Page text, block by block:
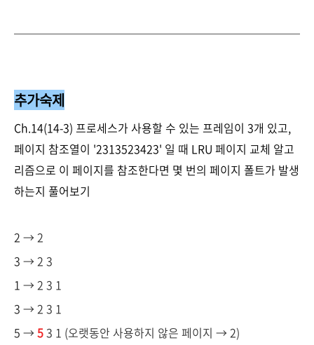
추가숙제
Ch.14(14-3) 프로세스가 사용할 수 있는 프레임이 3개 있고,
페이지 참조열이 '2313523423' 일 때 LRU 페이지 교체 알고
리즘으로 이 페이지를 참조한다면 몇 번의 페이지 폴트가 발생
하는지 풀어보기
2 → 2
3 → 2 3
1 → 2 3 1
3 → 2 3 1
5 → 53 1 (오랫동안 사용하지 않은 페이지 → 2)